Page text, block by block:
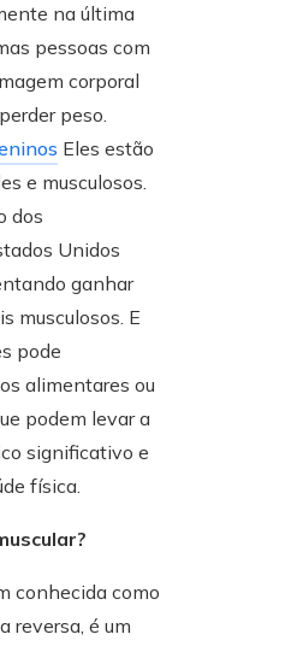
na última
pessoas com
corporal
peso.
Eles estão
e musculosos.
dos
Unidos
ganhar
musculosos. E
pode
alimentares ou
podem levar a
significativo e
física.
conhecida como
reversa, é um